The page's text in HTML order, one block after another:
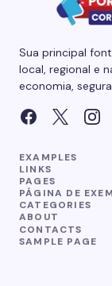
Sua principal
local, regional e
economia,
EXAMPLES
LINKS
PAGES
PÁGINA DE
CATEGORIES
ABOUT
CONTACTS
SAMPLE PAGE